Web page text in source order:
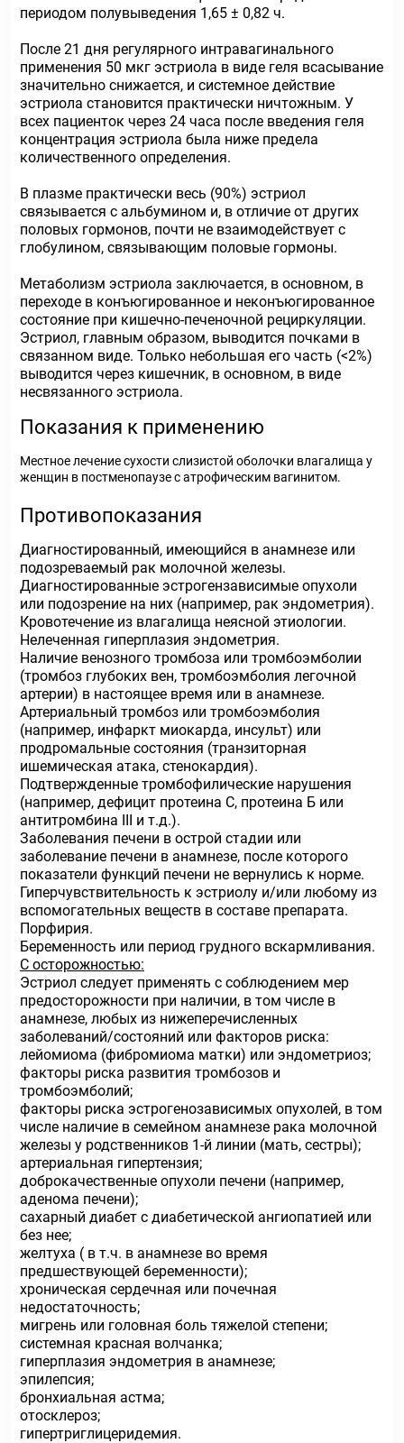
периодом полувыведения 1,65 ± 0,82 ч.
После 21 дня регулярного интравагинального
применения 50 мкг эстриола в виде геля всасывание
значительно снижается, и системное действие
эстриола становится практически ничтожным. У
всех пациенток через 24 часа после введения геля
концентрация эстриола была ниже предела
количественного определения.
В плазме практически весь (90%) эстриол
связывается с альбумином и, в отличие от других
половых гормонов, почти не взаимодействует с
глобулином, связывающим половые гормоны.
Метаболизм эстриола заключается, в основном, в
переходе в конъюгированное и неконъюгированное
состояние при кишечно-печеночной рециркуляции.
Эстриол, главным образом, выводится почками в
связанном виде. Только небольшая его часть (<2%)
выводится через кишечник, в основном, в виде
несвязанного эстриола.
Показания к применению
Местное лечение сухости слизистой оболочки влагалища у
женщин в постменопаузе с атрофическим вагинитом.
Противопоказания
Диагностированный, имеющийся в анамнезе или
подозреваемый рак молочной железы.
Диагностированные эстрогензависимые опухоли
или подозрение на них (например, рак эндометрия).
Кровотечение из влагалища неясной этиологии.
Нелеченная гиперплазия эндометрия.
Наличие венозного тромбоза или тромбоэмболии
(тромбоз глубоких вен, тромбоэмболия легочной
артерии) в настоящее время или в анамнезе.
Артериальный тромбоз или тромбоэмболия
(например, инфаркт миокарда, инсульт) или
продромальные состояния (транзиторная
ишемическая атака, стенокардия).
Подтвержденные тромбофилические нарушения
(например, дефицит протеина С, протеина Б или
антитромбина III и т.д.).
Заболевания печени в острой стадии или
заболевание печени в анамнезе, после которого
показатели функций печени не вернулись к норме.
Гиперчувствительность к эстриолу и/или любому из
вспомогательных веществ в составе препарата.
Порфирия.
Беременность или период грудного вскармливания.
С осторожностью:
Эстриол следует применять с соблюдением мер
предосторожности при наличии, в том числе в
анамнезе, любых из нижеперечисленных
заболеваний/состояний или факторов риска:
лейомиома (фибромиома матки) или эндометриоз;
факторы риска развития тромбозов и
тромбоэмболий;
факторы риска эстрогенозависимых опухолей, в том
числе наличие в семейном анамнезе рака молочной
железы у родственников 1-й линии (мать, сестры);
артериальная гипертензия;
доброкачественные опухоли печени (например,
аденома печени);
сахарный диабет с диабетической ангиопатией или
без нее;
желтуха ( в т.ч. в анамнезе во время
предшествующей беременности);
хроническая сердечная или почечная
недостаточность;
мигрень или головная боль тяжелой степени;
системная красная волчанка;
гиперплазия эндометрия в анамнезе;
эпилепсия;
бронхиальная астма;
отосклероз;
гипертриглицеридемия.